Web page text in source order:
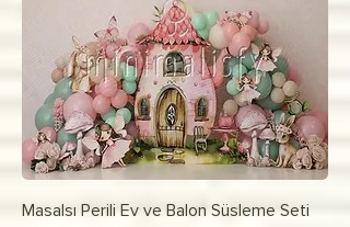
Masalsı Perili Ev ve Balon Süsleme Seti